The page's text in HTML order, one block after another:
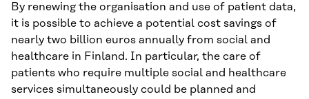
By renewing the organisation and use of patient data,
it is possible to achieve a potential cost savings of
nearly two billion euros annually from social and
healthcare in Finland. In particular, the care of
patients who require multiple social and healthcare
services simultaneously could be planned and